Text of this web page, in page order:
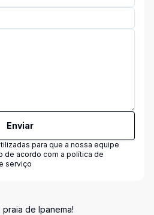
Enviar
para que a nossa equipe
de acordo com a política de
serviço
de Ipanema!